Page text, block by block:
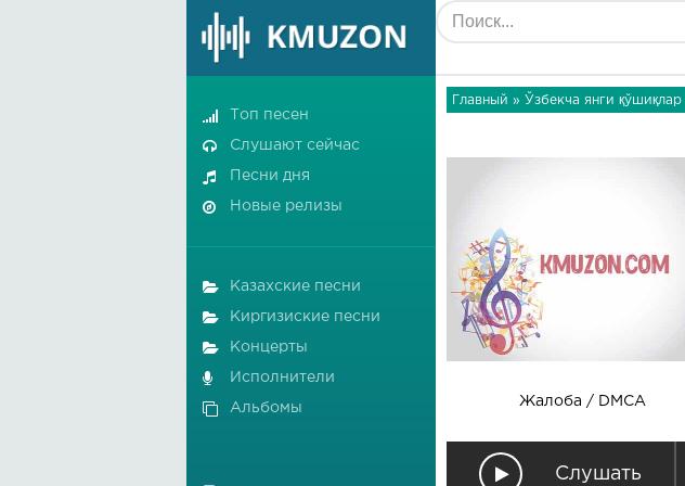
Главный » Ўзбекча янги қўшиқлар
Жалоба / DMCA
Слушать
Топ песен
Слушают сейчас
Песни дня
Новые релизы
Казахские песни
Киргизиские песни
Концерты
Исполнители
Альбомы